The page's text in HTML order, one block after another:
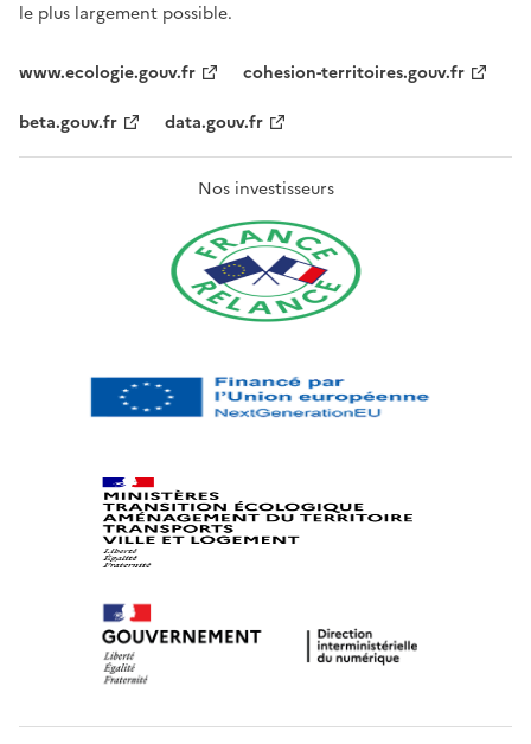
le plus largement possible.
www.ecologie.gouv.fr
cohesion-territoires.gouv.fr
beta.gouv.fr
data.gouv.fr
Nos investisseurs